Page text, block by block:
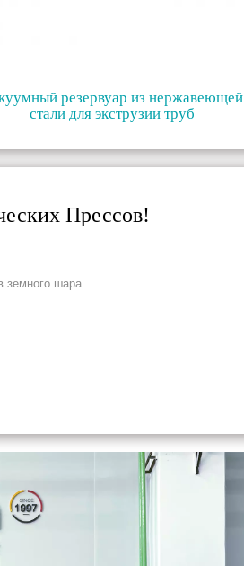
резервуар из нержавеющей
стали для экструзии труб
Прессов!
земного шара.